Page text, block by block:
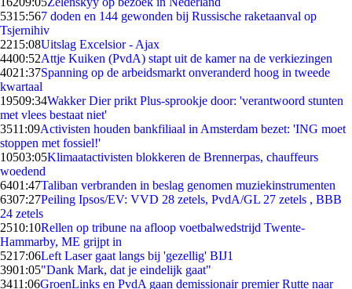
5315:567 doden en 144 gewonden bij Russische raketaanval op
Tsjernihiv
2215:08Uitslag Excelsior - Ajax
4400:52Attje Kuiken (PvdA) stapt uit de kamer na de verkiezingen
4021:37Spanning op de arbeidsmarkt onveranderd hoog in tweede
kwartaal
19509:34Wakker Dier prikt Plus-sprookje door: 'verantwoord stunten
met vlees bestaat niet'
3511:09Activisten houden bankfiliaal in Amsterdam bezet: 'ING moet
stoppen met fossiel!'
10503:05Klimaatactivisten blokkeren de Brennerpas, chauffeurs
woedend
6401:47Taliban verbranden in beslag genomen muziekinstrumenten
6307:27Peiling Ipsos/EV: VVD 28 zetels, PvdA/GL 27 zetels , BBB
24 zetels
2510:10Rellen op tribune na afloop voetbalwedstrijd Twente-
Hammarby, ME grijpt in
5217:06Left Laser gaat langs bij 'gezellig' BIJ1
3901:05"Dank Mark, dat je eindelijk gaat"
3411:06GroenLinks en PvdA gaan demissionair premier Rutte naar